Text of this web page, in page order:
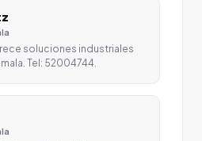
soluciones industriales
Tel: 52004744.